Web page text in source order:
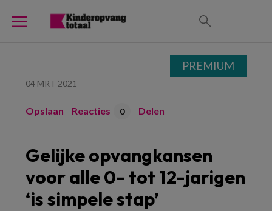
04 MRT 2021
Opslaan Reacties 0 Delen
Gelijke opvangkansen
voor alle 0- tot 12-jarigen
‘is simpele stap’
PREMIUM